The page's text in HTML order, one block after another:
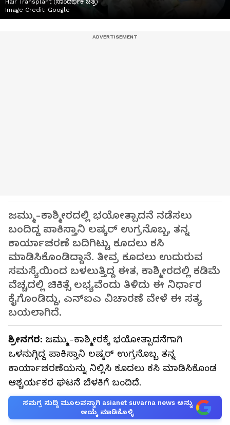
Hair Transplant (ಸಾಂದರ್ಭಿಕ ಚಿತ್ರ)
Image Credit: Google
ಜಮ್ಮು-ಕಾಶ್ಮೀರದಲ್ಲಿ ಭಯೋತ್ಪಾದನೆ ನಡೆಸಲು
ಬಂದಿದ್ದ ಪಾಕಿಸ್ತಾನಿ ಲಷ್ಕರ್ ಉಗ್ರನೊಬ್ಬ, ತನ್ನ
ಕಾರ್ಯಾಚರಣೆ ಬದಿಗಿಟ್ಟು ಕೂದಲು ಕಸಿ
ಮಾಡಿಸಿಕೊಂಡಿದ್ದಾನೆ. ತೀವ್ರ ಕೂದಲು ಉದುರುವ
ಸಮಸ್ಯೆಯಿಂದ ಬಳಲುತ್ತಿದ್ದ ಈತ, ಕಾಶ್ಮೀರದಲ್ಲಿ ಕಡಿಮೆ
ವೆಚ್ಚದಲ್ಲಿ ಚಿಕಿತ್ಸೆ ಲಭ್ಯವೆಂದು ತಿಳಿದು ಈ ನಿರ್ಧಾರ
ಕೈಗೊಂಡಿದ್ದು, ಎನ್‌ಐಎ ವಿಚಾರಣೆ ವೇಳೆ ಈ ಸತ್ಯ
ಬಯಲಾಗಿದೆ.
ಶ್ರೀನಗರ: ಜಮ್ಮು-ಕಾಶ್ಮೀರಕ್ಕೆ ಭಯೋತ್ಪಾದನೆಗಾಗಿ
ಒಳನುಗ್ಗಿದ್ದ ಪಾಕಿಸ್ತಾನಿ ಲಷ್ಕರ್ ಉಗ್ರನೊಬ್ಬ ತನ್ನ
ಕಾರ್ಯಾಚರಣೆಯನ್ನು ನಿಲ್ಲಿಸಿ ಕೂದಲು ಕಸಿ ಮಾಡಿಸಿಕೊಂಡ
ಆಶ್ಚರ್ಯಕರ ಘಟನೆ ಬೆಳಕಿಗೆ ಬಂದಿದೆ.
ಸಮಗ್ರ ಸುದ್ದಿ ಮೂಲವನ್ನಾಗಿ asianet suvarna news ಅನ್ನು
ಆಯ್ಕೆ ಮಾಡಿಕೊಳ್ಳಿ